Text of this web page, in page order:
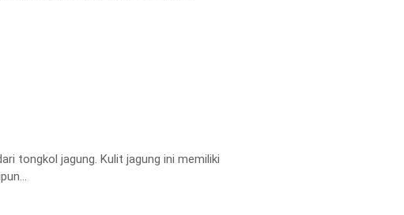
tongkol jagung. Kulit jagung ini memiliki